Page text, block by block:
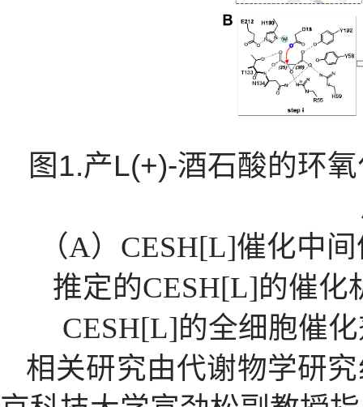
图1.产L(+)-酒石酸的环
（A） CESH[L]催化中
推定的CESH[L]的催化
CESH[L]的全细胞催
相关研究由代谢物学研